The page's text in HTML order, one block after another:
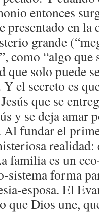
entonces
en la
grande
como “algo que
que solo puede
Y el secreto es
que se
y se deja amar
Al fundar el
familia es un
sistema forma
esposa. El
que Dios une,